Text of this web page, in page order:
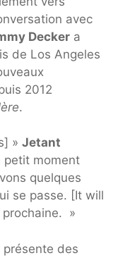
avec
Decker a
de Los Angeles
2012
.
» Jetant
petit moment
quelques
se passe. [It will
»
des